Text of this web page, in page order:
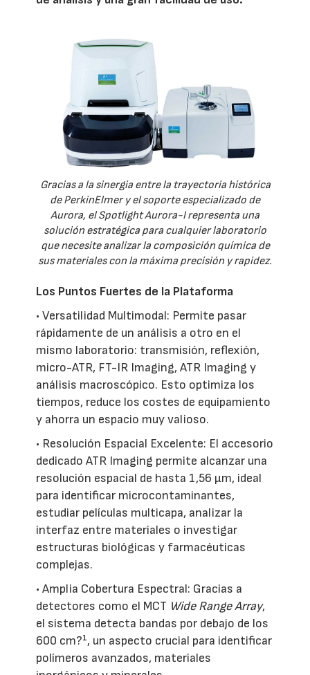
Gracias a la sinergia entre la trayectoria histórica
de PerkinElmer y el soporte especializado de
Aurora, el Spotlight Aurora-I representa una
solución estratégica para cualquier laboratorio
que necesite analizar la composición química de
sus materiales con la máxima precisión y rapidez.
Los Puntos Fuertes de la Plataforma
• Versatilidad Multimodal: Permite pasar
rápidamente de un análisis a otro en el
mismo laboratorio: transmisión, reflexión,
micro-ATR, FT-IR Imaging, ATR Imaging y
análisis macroscópico. Esto optimiza los
tiempos, reduce los costes de equipamiento
y ahorra un espacio muy valioso.
• Resolución Espacial Excelente: El accesorio
dedicado ATR Imaging permite alcanzar una
resolución espacial de hasta 1,56 µm, ideal
para identificar microcontaminantes,
estudiar películas multicapa, analizar la
interfaz entre materiales o investigar
estructuras biológicas y farmacéuticas
complejas.
• Amplia Cobertura Espectral: Gracias a
detectores como el MCT Wide Range Array,
el sistema detecta bandas por debajo de los
600 cm?¹, un aspecto crucial para identificar
polímeros avanzados, materiales